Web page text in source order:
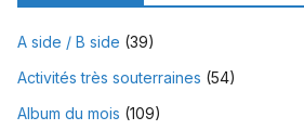
A side / B side (39)
Activités très souterraines (54)
Album du mois (109)